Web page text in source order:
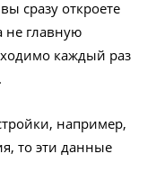
сразу откроете
не главную
каждый раз
например,
то эти данные